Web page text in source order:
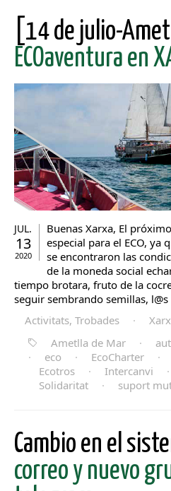
[14 de julio-
ECOaventura en
JUL.
13
2020
Buenas Xarxa, El
especial para el ECO, ya
se encontraron las
de la moneda social
tiempo brotara, fruto de la
seguir sembrando semillas, l@s
Activitats, Trobades ·
Ametlla de Mar
·
·
eco · EcoCharter ·
Ecotros
· Intercanvi ·
Solidaritat
· suport
Cambio en el
correo y nuevo